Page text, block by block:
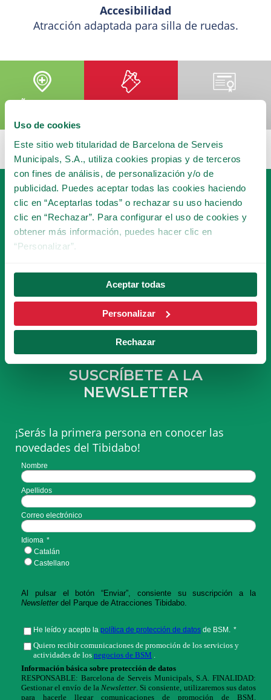
Uso de cookies
Este sitio web titularidad de Barcelona de Serveis
Municipals, S.A., utiliza cookies propias y de terceros
con fines de análisis, de personalización y/o de
publicidad. Puedes aceptar todas las cookies haciendo
clic en “Aceptarlas todas” o rechazar su uso haciendo
clic en “Rechazar”. Para configurar el uso de cookies y
obtener más información, puedes hacer clic en
“Personalizar”.
Aceptar todas
Personalizar
Rechazar
Accesibilidad
Atracción adaptada para silla de ruedas.
AÑADIR A MI
COMPRA TU
HACERME SOCIO
DEL TIBICLUB!
HACERME SOCIO
SUSCRÍBETE A LA
NEWSLETTER
¡Serás la primera persona en conocer las
novedades del Tibidabo!